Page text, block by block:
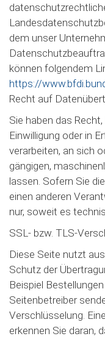
dem unser
können folgendem
https://
Recht auf
Sie haben das
Einwilligung oder in
verarbeiten, an sich
gängigen,
lassen. Sofern Sie
einen anderen
nur, soweit es
SSL- bzw. TLS-
Diese Seite nutzt
Schutz der
Beispiel
Seitenbetreiber
Verschlüsselung.
erkennen Sie daran,